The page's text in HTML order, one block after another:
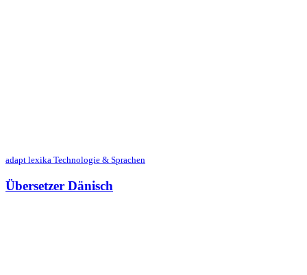
adapt lexika Technologie & Sprachen
Übersetzer Dänisch